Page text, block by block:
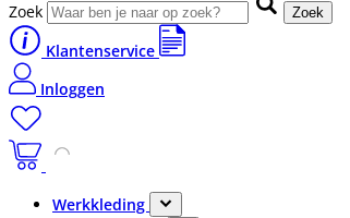
Zoek Zoek
Klantenservice
Inloggen
Werkkleding